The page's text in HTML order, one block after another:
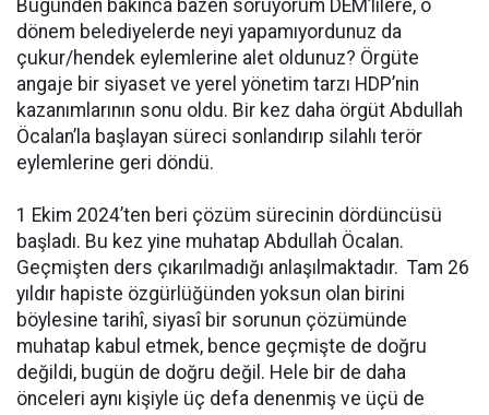
Bugünden bakınca bazen soruyorum DEM’lilere, o
dönem belediyelerde neyi yapamıyordunuz da
çukur/hendek eylemlerine alet oldunuz? Örgüte
angaje bir siyaset ve yerel yönetim tarzı HDP’nin
kazanımlarının sonu oldu. Bir kez daha örgüt Abdullah
Öcalan’la başlayan süreci sonlandırıp silahlı terör
eylemlerine geri döndü.
1 Ekim 2024’ten beri çözüm sürecinin dördüncüsü
başladı. Bu kez yine muhatap Abdullah Öcalan.
Geçmişten ders çıkarılmadığı anlaşılmaktadır. Tam 26
yıldır hapiste özgürlüğünden yoksun olan birini
böylesine tarihî, siyasî bir sorunun çözümünde
muhatap kabul etmek, bence geçmişte de doğru
değildi, bugün de doğru değil. Hele bir de daha
önceleri aynı kişiyle üç defa denenmiş ve üçü de